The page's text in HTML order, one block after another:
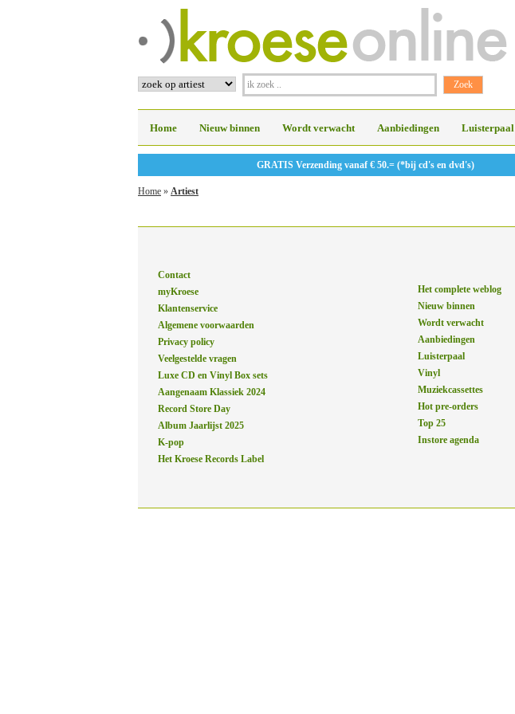
Home Nieuw binnen Wordt verwacht Aanbiedingen Luisterpaal
GRATIS Verzending vanaf € 50.= (*bij cd's en dvd's)
Home » Artiest
Contact
myKroese
Klantenservice
Algemene voorwaarden
Privacy policy
Veelgestelde vragen
Luxe CD en Vinyl Box sets
Aangenaam Klassiek 2024
Record Store Day
Album Jaarlijst 2025
K-pop
Het Kroese Records Label
Het complete weblog
Nieuw binnen
Wordt verwacht
Aanbiedingen
Luisterpaal
Vinyl
Muziekcassettes
Hot pre-orders
Top 25
Instore agenda